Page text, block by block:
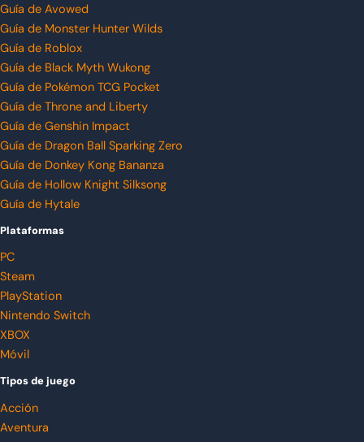
Guía de Avowed
Guía de Monster Hunter Wilds
Guía de Roblox
Guía de Black Myth Wukong
Guía de Pokémon TCG Pocket
Guía de Throne and Liberty
Guía de Genshin Impact
Guía de Dragon Ball Sparking Zero
Guía de Donkey Kong Bananza
Guía de Hollow Knight Silksong
Guía de Hytale
Plataformas
PC
Steam
PlayStation
Nintendo Switch
XBOX
Móvil
Tipos de juego
Acción
Aventura